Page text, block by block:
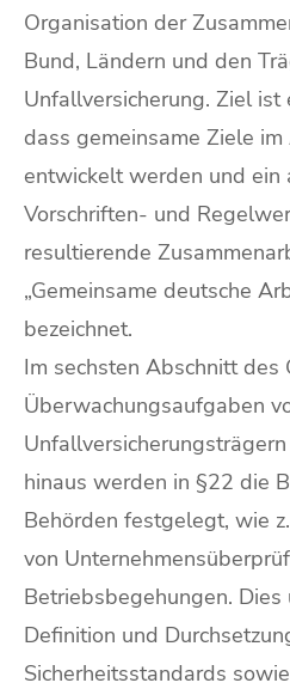
Organisation der
Bund, Ländern und den
Unfallversicherung. Ziel ist
dass gemeinsame Ziele
entwickelt werden und ein
Vorschriften- und
resultierende
„Gemeinsame deutsche
bezeichnet.
Im sechsten Abschnitt des
Überwachungsaufgaben
hinaus werden in §22 die
Behörden festgelegt, wie
von
Betriebsbegehungen. Dies
Definition und
Sicherheitsstandards